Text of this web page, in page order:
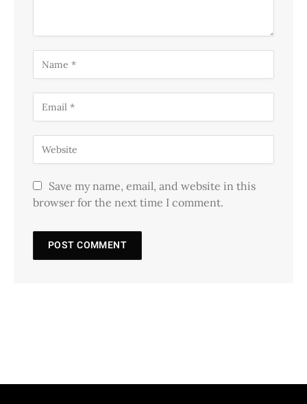
Save my name, email, and website in this
browser for the next time I comment.